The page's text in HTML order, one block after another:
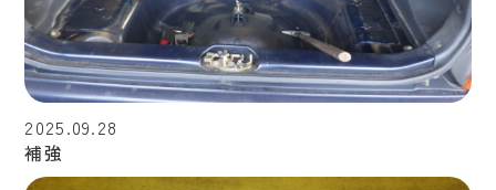
2025.09.28
補強